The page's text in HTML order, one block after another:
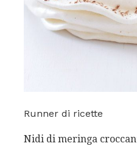
Runner di ricette
Nidi di meringa